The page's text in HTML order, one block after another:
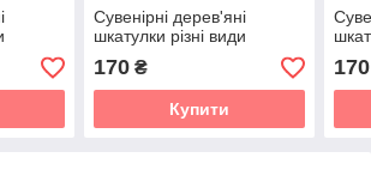
Сувенірні дерев'яні
шкатулки різні види
170₴
Купити
170